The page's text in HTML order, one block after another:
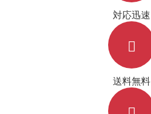
対応迅速
送料無料